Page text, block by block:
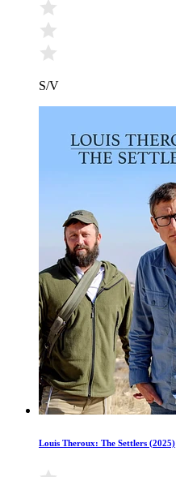
S/V
Louis Theroux: The Settlers (2025)